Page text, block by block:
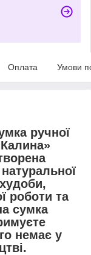
Оплата Умови
ручної
натуральної
,
роботи та
сумка
немає у